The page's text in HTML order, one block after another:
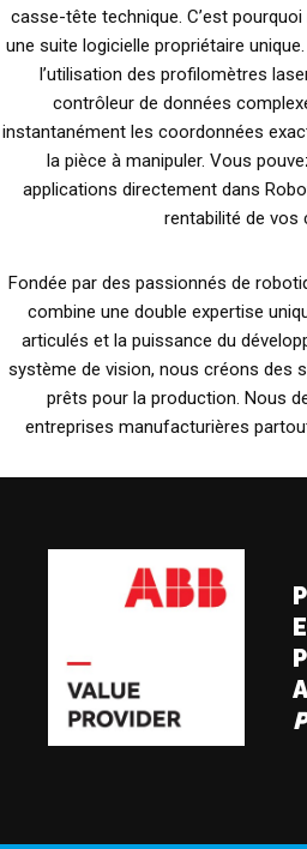
casse-tête technique. C’est
une suite logicielle propriétaire
l’utilisation des profilomètres
contrôleur de données
instantanément les coordonnées
la pièce à manipuler. Vous
applications directement dans
rentabilité de vos
Fondée par des passionnés de
combine une double expertise
articulés et la puissance du
système de vision, nous créons des
prêts pour la production. Nous
entreprises manufacturières